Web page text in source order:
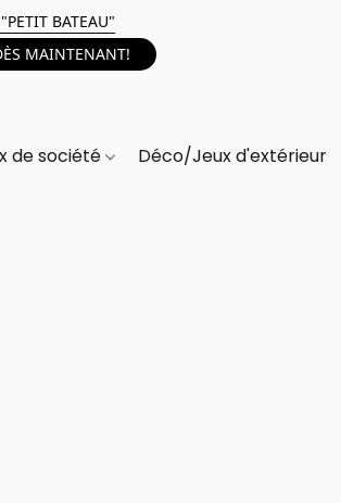
BATEAU"
MAINTENANT!
de société Déco/Jeux d'extérieur